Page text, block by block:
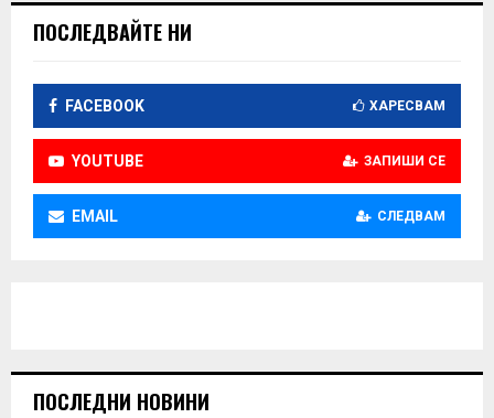
ПОСЛЕДВАЙТЕ НИ
FACEBOOK ХАРЕСВАМ
YOUTUBE ЗАПИШИ СЕ
EMAIL СЛЕДВАМ
ПОСЛЕДНИ НОВИНИ